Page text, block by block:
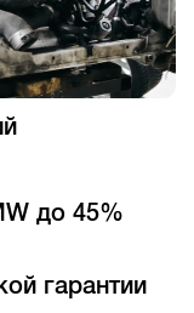
до 45%
гарантии